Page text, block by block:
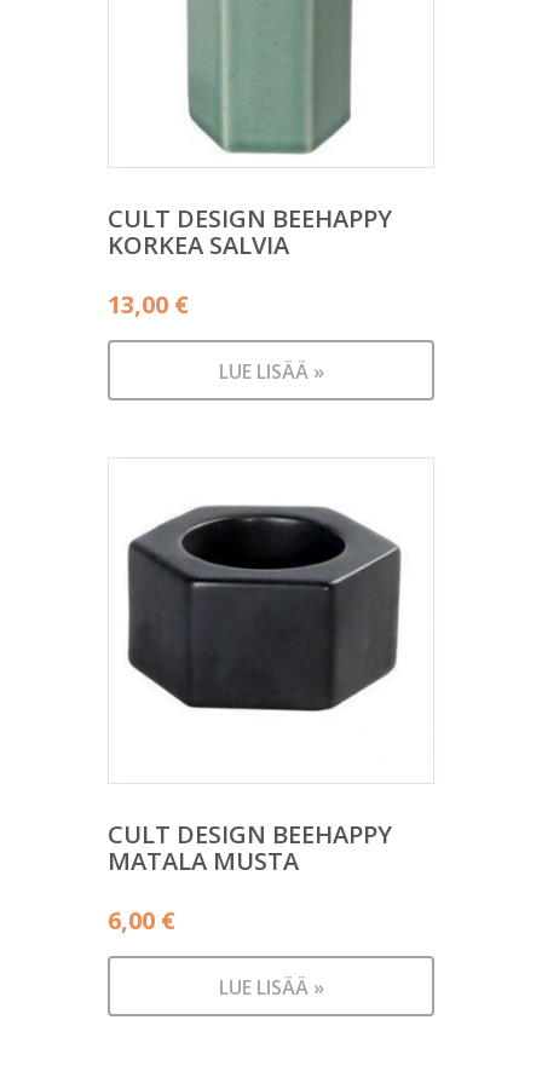
CULT DESIGN BEEHAPPY
KORKEA SALVIA
13,00 €
LUE LISÄÄ »
CULT DESIGN BEEHAPPY
MATALA MUSTA
6,00 €
LUE LISÄÄ »